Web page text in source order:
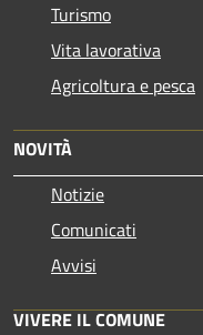
Turismo
Vita lavorativa
Agricoltura e pesca
NOVITÀ
Notizie
Comunicati
Avvisi
VIVERE IL COMUNE